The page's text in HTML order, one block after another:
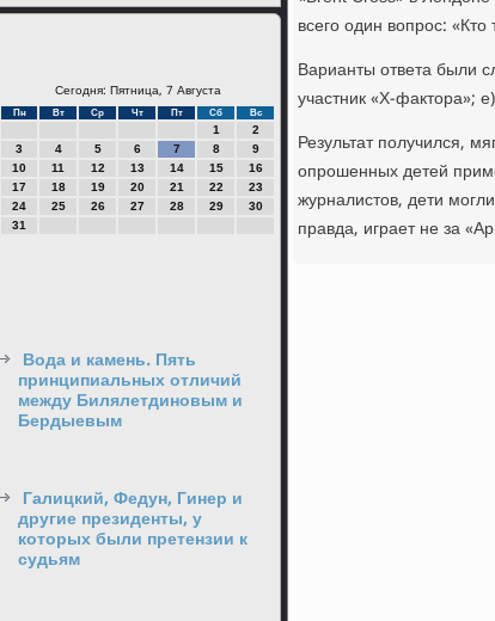
Сегодня: Пятница, 7 Августа
Пн Вт Ср Чт Пт Сб Вс
1
2
3
4 5 6 7 8
9
10
11 12 13 14 15
16
17
18 19 20 21 22
23
24
25 26 27 28 29
30
31
Вода и камень. Пять
принципиальных отличий
между Билялетдиновым и
Бердыевым
Галицкий, Федун, Гинер и
другие президенты, у
которых были претензии к
судьям
всего один вопрос:
Варианты ответа были
участник «Х-фактора»;
Результат получился,
опрошенных детей
журналистов, дети
правда, играет не за